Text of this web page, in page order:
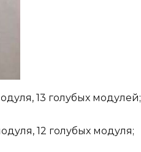
13 голубых модулей;
12 голубых модуля;